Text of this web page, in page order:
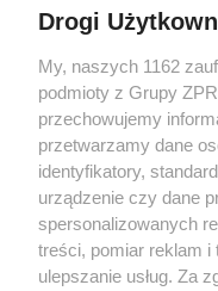
Drogi
My, naszych 1162
podmioty z Grupy
przechowujemy
przetwarzamy dane
identyfikatory,
urządzenie czy dane
spersonalizowanych
treści, pomiar reklam i
ulepszanie usług. Za